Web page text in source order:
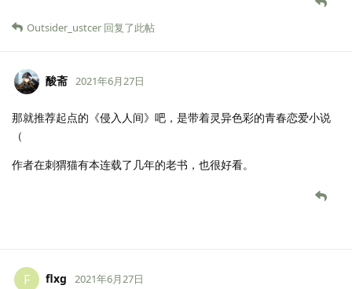
Outsider_ustcer 回复了此帖
酸斋 2021年6月27日
那就推荐起点的《侵入人间》吧，是带着灵异色彩的青春恋爱小说
（
作者在刺猬猫有本连载了几年的老书，也很好看。
F flxg 2021年6月27日